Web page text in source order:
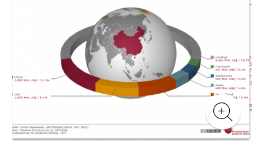
Zur
Zur
Zur
Galerieansicht